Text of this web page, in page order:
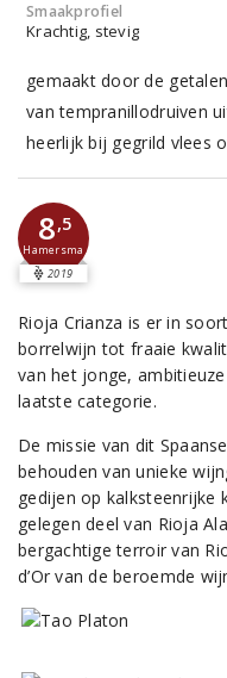
Smaakprofiel
Krachtig, stevig
gemaakt door de
van tempranillodruiven
heerlijk bij gegrild vlees
8,5
Hamersma
2019
Rioja Crianza is er in
borrelwijn tot fraaie
van het jonge,
laatste categorie.
De missie van dit
behouden van unieke
gedijen op kalksteenrijke
gelegen deel van Rioja
bergachtige terroir van
d’Or van de beroemde